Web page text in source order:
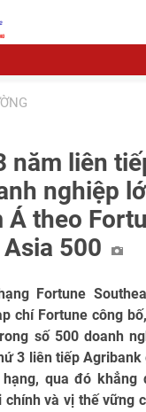
năm liên
nghiệp
Á theo
500
Fortune
chí Fortune công
số 500 doanh
3 liên tiếp Agribank
qua đó khẳng
và vị thế vững